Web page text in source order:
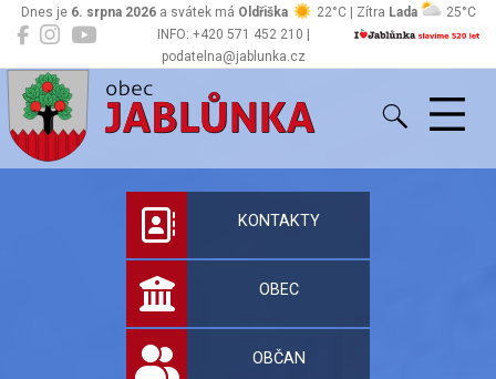
INFO: +420 571 452 210 |
podatelna@jablunka.cz
Dnes je 6. srpna 2026a svátek má Oldřiška 22°C | Zítra Lada 25°C
Jablůnka
Oficiální stránky
KONTAKTY
OBEC
OBČAN